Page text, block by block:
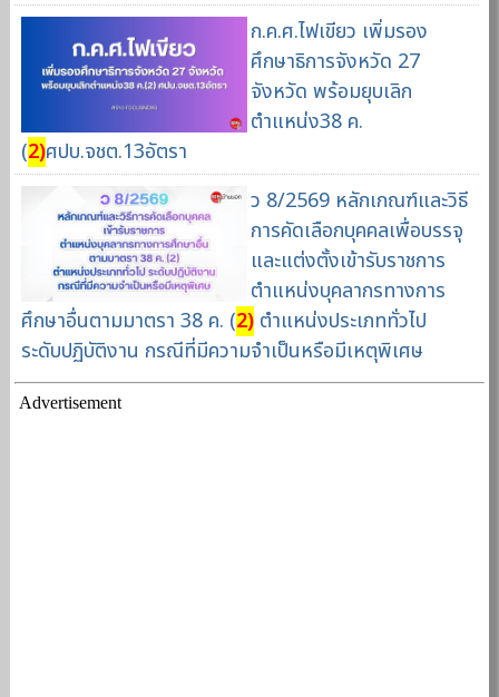
ก.ค.ศ.ไฟเขียว เพิ่มรอง
ศึกษาธิการจังหวัด 27
จังหวัด พร้อมยุบเลิก
ตำแหน่ง38 ค.
(2)ศปบ.จชต.13อัตรา
ว 8/2569 หลักเกณฑ์และวิธี
การคัดเลือกบุคคลเพื่อบรรจุ
และแต่งตั้งเข้ารับราชการ
ตำแหน่งบุคลากรทางการ
ศึกษาอื่นตามมาตรา 38 ค. (2) ตำแหน่งประเภททั่วไป
ระดับปฏิบัติงาน กรณีที่มีความจำเป็นหรือมีเหตุพิเศษ
Advertisement